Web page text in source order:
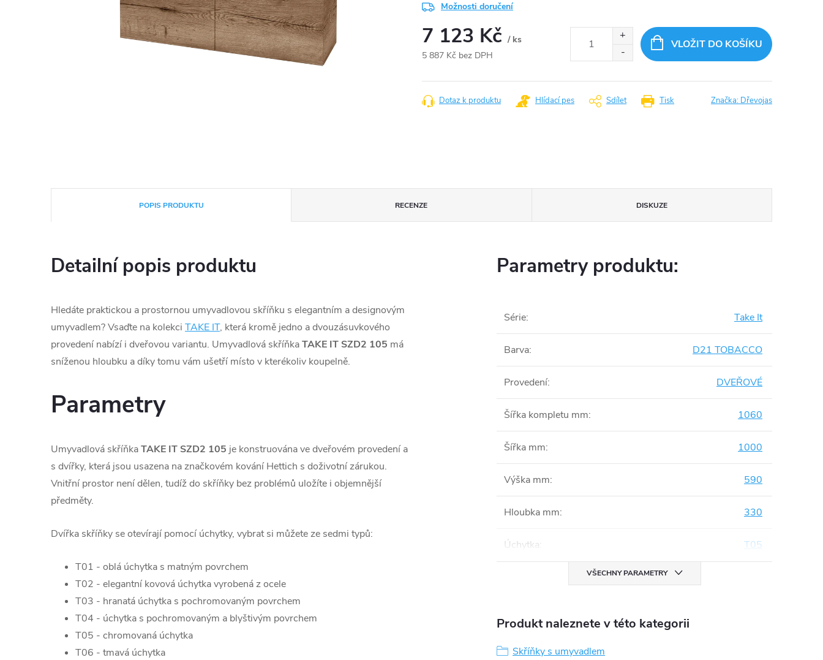
Možnosti doručení
7 123 Kč / ks
5 887 Kč bez DPH
cena:
VLOŽIT DO KOŠÍKU
Tisk
Dotaz k produktu Hlídací pes Sdílet Značka: Dřevojas
POPIS PRODUKTU RECENZE DISKUZE
Detailní popis produktu
Hledáte praktickou a prostornou umyvadlovou skříňku s elegantním a designovým
umyvadlem? Vsaďte na kolekci TAKE IT, která kromě jedno a dvouzásuvkového
provedení nabízí i dveřovou variantu. Umyvadlová skříňkaTAKE IT SZD2 105 má
sníženou hloubku a díky tomu vám ušetří místo v kterékoliv koupelně.
Parametry
Umyvadlová skříňkaTAKE IT SZD2 105 je konstruována ve dveřovém provedení a
s dvířky, která jsou usazena na značkovém kování Hettich s doživotní zárukou.
Vnitřní prostor není dělen, tudíž do skříňky bez problémů uložíte i objemnější
předměty.
Dvířka skříňky se otevírají pomocí úchytky, vybrat si můžete ze sedmi typů:
T01 - oblá úchytka s matným povrchem
T02 - elegantní kovová úchytka vyrobená z ocele
T03 - hranatá úchytka s pochromovaným povrchem
T04 - úchytka s pochromovaným a blyštivým povrchem
T05 - chromovaná úchytka
T06 - tmavá úchytka
Parametry produktu:
Série: Take It
Barva: D21 TOBACCO
Provedení: DVEŘOVÉ
Šířka kompletu mm: 1060
Šířka mm: 1000
Výška mm: 590
Hloubka mm: 330
Úchytka: T05
VŠECHNY PARAMETRY
Produkt naleznete v této kategorii
Skříňky s umyvadlem